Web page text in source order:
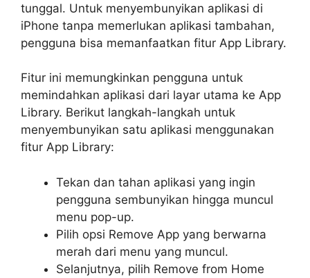
tunggal. Untuk menyembunyikan aplikasi di
iPhone tanpa memerlukan aplikasi tambahan,
pengguna bisa memanfaatkan fitur App Library.
Fitur ini memungkinkan pengguna untuk
memindahkan aplikasi dari layar utama ke App
Library. Berikut langkah-langkah untuk
menyembunyikan satu aplikasi menggunakan
fitur App Library:
Tekan dan tahan aplikasi yang ingin
pengguna sembunyikan hingga muncul
menu pop-up.
Pilih opsi Remove App yang berwarna
merah dari menu yang muncul.
Selanjutnya, pilih Remove from Home